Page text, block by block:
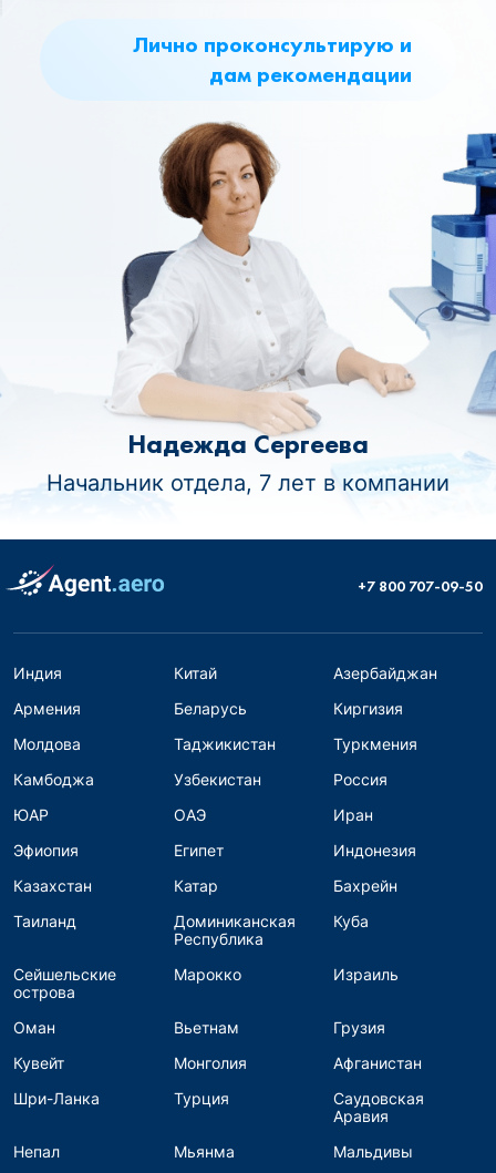
Лично проконсультирую и
дам рекомендации
Надежда Сергеева
Начальник отдела, 7 лет в компании
+7 800 707-09-50
Индия Китай
Азербайджан
Армения
Беларусь
Киргизия
Молдова
Таджикистан
Туркмения
Камбоджа
Узбекистан
Россия
ЮАР
ОАЭ
Иран
Эфиопия
Египет
Индонезия
Казахстан
Катар
Бахрейн
Таиланд
Доминиканская
Республика
Куба
Сейшельские
острова
Марокко Израиль
Оман Вьетнам
Грузия
Кувейт
Монголия
Афганистан
Шри-Ланка
Турция
Саудовская
Аравия
Непал
Мьянма
Мальдивы